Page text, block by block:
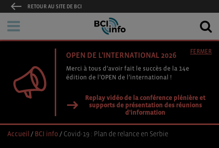
RETOUR AU SITE DE BCI
OPEN DE L'INTERNATIONAL 2026
Merci à tous d’avoir fait le succès de la 14e
édition de l’OPEN de l’international !
Replay vidéo de la conférence plénière et
supports de présentation des réunions
d'information
FERMER
Accueil / BCI info / Covid-19 : Plan de relance en Serbie